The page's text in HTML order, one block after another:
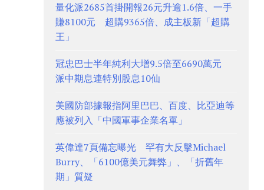
量化派2685首掛開報26元升逾1.6倍、一手
賺8100元 超購9365倍、成主板新「超購
王」
冠忠巴士半年純利大增9.5倍至6690萬元
派中期息連特別股息10仙
美國防部據報指阿里巴巴、百度、比亞迪等
應被列入「中國軍事企業名單」
英偉達7頁備忘曝光 罕有大反擊Michael
Burry、「6100億美元舞弊」、「折舊年
期」質疑